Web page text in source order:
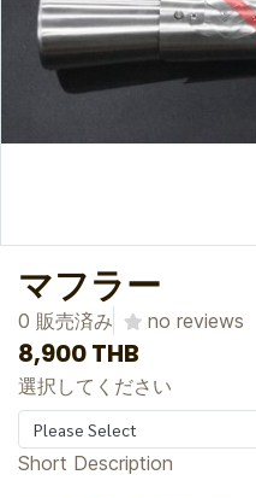
マフラー
0 販売済み no reviews
8,900 THB
選択してください
Please Select
Short Description